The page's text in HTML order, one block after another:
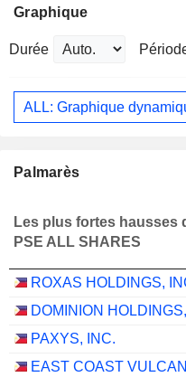
Graphique
Durée
ALL: Graphique
Palmarès
Les plus fortes hausses
PSE ALL SHARES
ROXAS HOLDINGS,
DOMINION
PAXYS, INC.